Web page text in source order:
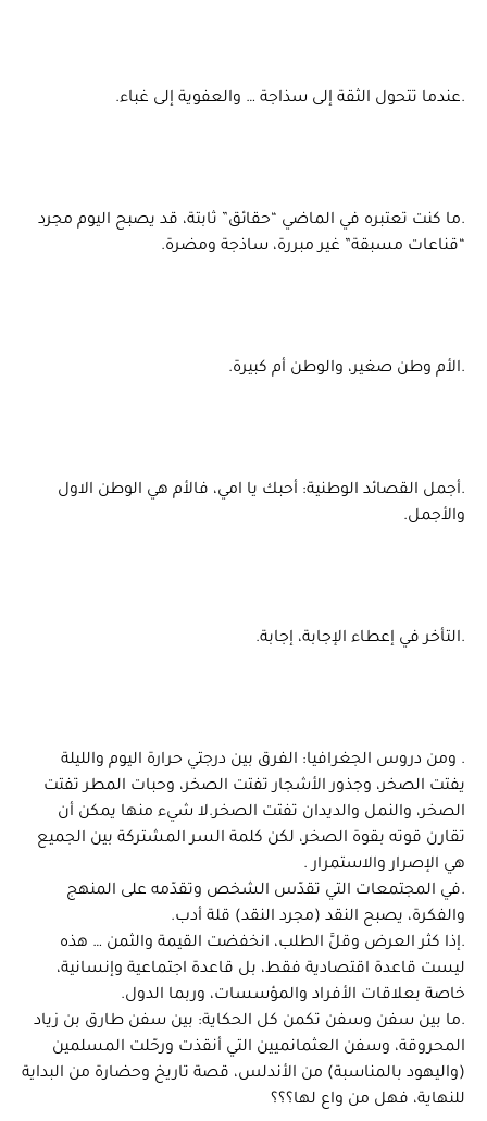
.عندما تتحول الثقة إلى سذاجة … والعفوية إلى غباء.
.ما كنت تعتبره في الماضي “حقائق” ثابتة، قد يصبح اليوم مجرد
“قناعات مسبقة” غير مبررة، ساذجة ومضرة.
.الأم وطن صغير، والوطن أم كبيرة.
.أجمل القصائد الوطنية: أحبك يا امي، فالأم هي الوطن الاول
والأجمل.
.التأخر في إعطاء الإجابة، إجابة.
. ومن دروس الجغرافيا: الفرق بين درجتي حرارة اليوم والليلة
يفتت الصخر، وجذور الأشجار تفتت الصخر، وحبات المطر تفتت
الصخر، والنمل والديدان تفتت الصخر.لا شيء منها يمكن أن
تقارن قوته بقوة الصخر، لكن كلمة السر المشتركة بين الجميع
هي الإصرار والاستمرار .
.في المجتمعات التي تقدّس الشخص وتقدّمه على المنهج
والفكرة، يصبح النقد (مجرد النقد) قلة أدب.
.إذا كثر العرض وقلَّ الطلب، انخفضت القيمة والثمن … هذه
ليست قاعدة اقتصادية فقط، بل قاعدة اجتماعية وإنسانية،
خاصة بعلاقات الأفراد والمؤسسات، وربما الدول.
.ما بين سفن وسفن تكمن كل الحكاية: بين سفن طارق بن زياد
المحروقة، وسفن العثمانميين التي أنقذت ورحّلت المسلمين
(واليهود بالمناسبة) من الأندلس، قصة تاريخ وحضارة من البداية
للنهاية، فهل من واع لها؟؟؟